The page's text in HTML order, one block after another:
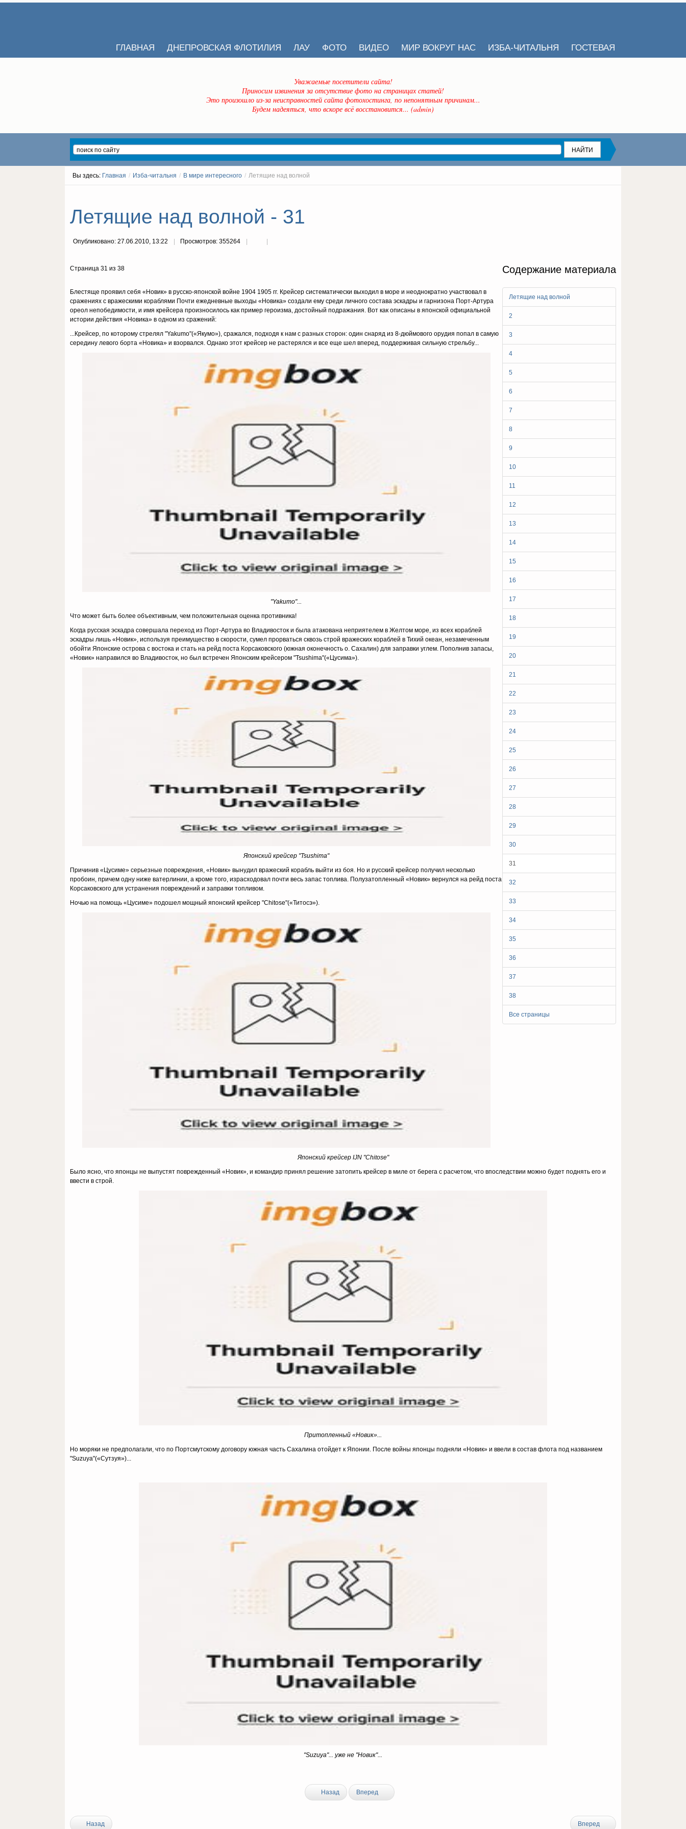
ГЛАВНАЯ ДНЕПРОВСКАЯ ФЛОТИЛИЯ ЛАУ ФОТО ВИДЕО МИР ВОКРУГ НАС ИЗБА-ЧИТАЛЬНЯ ГОСТЕВАЯ
Уважаемые посетители сайта!
Приносим извинения за отсутствие фото на страницах статей!
Это произошло из-за неисправностей сайта фотохостинга, по непонятным причинам...
Будем надеяться, что вскоре всё восстановится... (admin)
Вы здесь: Главная / Изба-читальня / В мире интересного / Летящие над волной
Летящие над волной - 31
Опубликовано: 27.06.2010, 13:22 Просмотров: 355264
Содержание материала
Летящие над волной
2
3
4
5
6
7
8
9
10
11
12
13
14
15
16
17
18
19
20
21
22
23
24
25
26
27
28
29
30
31
32
33
34
35
36
37
38
Все страницы
Страница 31 из 38
Блестяще проявил себя «Новик» в русско-японской войне 1904 1905 гг. Крейсер систематически выходил в море и неоднократно участвовал в
сражениях с вражескими кораблями Почти ежедневные выходы «Новика» создали ему среди личного состава эскадры и гарнизона Порт-Артура
ореол непобедимости, и имя крейсера произносилось как пример героизма, достойный подражания. Вот как описаны в японской официальной
истории действия «Новика» в одном из сражений:
...Крейсер, по которому стрелял "Yakumo"(«Якумо»), сражался, подходя к нам с разных сторон: один снаряд из 8-дюймового орудия попал в самую
середину левого борта «Новика» и взорвался. Однако этот крейсер не растерялся и все еще шел вперед, поддерживая сильную стрельбу...
"Yakumo"...
Что может быть более объективным, чем положительная оценка противника!
Когда русская эскадра совершала переход из Порт-Артура во Владивосток и была атакована неприятелем в Желтом море, из всех кораблей
эскадры лишь «Новик», используя преимущество в скорости, сумел прорваться сквозь строй вражеских кораблей в Тихий океан, незамеченным
обойти Японские острова с востока и стать на рейд поста Корсаковского (южная оконечность о. Сахалин) для заправки углем. Пополнив запасы,
«Новик» направился во Владивосток, но был встречен Японским крейсером "Tsushima"(«Цусима»).
Японский крейсер "Tsushima"
Причинив «Цусиме» серьезные повреждения, «Новик» вынудил вражеский корабль выйти из боя. Но и русский крейсер получил несколько
пробоин, причем одну ниже ватерлинии, а кроме того, израсходовал почти весь запас топлива. Полузатопленный «Новик» вернулся на рейд поста
Корсаковского для устранения повреждений и заправки топливом.
Ночью на помощь «Цусиме» подошел мощный японский крейсер "Chitose"(«Титосэ»).
Японский крейсер IJN "Chitose"
Было ясно, что японцы не выпустят поврежденный «Новик», и командир принял решение затопить крейсер в миле от берега с расчетом, что впоследствии можно будет поднять его и
ввести в строй.
Притопленный «Новик»...
Но моряки не предполагали, что по Портсмутскому договору южная часть Сахалина отойдет к Японии. После войны японцы подняли «Новик» и ввели в состав флота под названием
"Suzuya"(«Сутзуя»)...
"Suzuya"... уже не "Новик"...
Назад Вперед
Назад Вперед